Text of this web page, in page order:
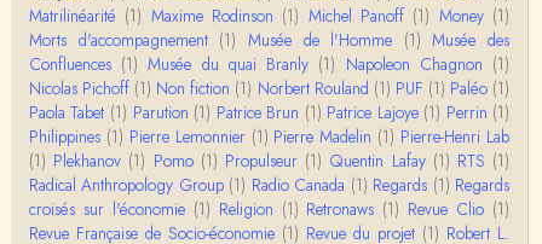
Merci pour cet article méthodique. En effet, les "b
âtons-à-fouir" qu'on a pu trouver a…
Momo
BonjourCette question de la remise en cause de l'i
mage classique de sociétés vivant essentiellem…
Anonymous
Merci pour votre conférence au collège de France
sur les femmes préhistoriques et la chasse, très c
Matrilinéarité (1) Maxime Rodinson (1) Michel Panoff (1) Money (1)
Morts d'accompagnement (1) Musée de l'Homme (1) Musée des
Confluences (1) Musée du quai Branly (1) Napoleon Chagnon (1)
Nicolas Pichoff (1) Non fiction (1) Norbert Rouland (1) PUF (1) Paléo (1)
Paola Tabet (1) Parution (1) Patrice Brun (1) Patrice Lajoye (1) Perrin (1)
Philippines (1) Pierre Lemonnier (1) Pierre Madelin (1) Pierre-Henri Lab
(1) Plekhanov (1) Pomo (1) Propulseur (1) Quentin Lafay (1) RTS (1)
Radical Anthropology Group (1) Radio Canada (1) Regards (1) Regards
croisés sur l'économie (1) Religion (1) Retronaws (1) Revue Clio (1)
Revue Française de Socio-économie (1) Revue du projet (1) Robert L.